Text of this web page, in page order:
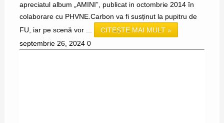
apreciatul album „AMINI”, publicat in octombrie 2014 în
colaborare cu PHVNE.Carbon va fi susținut la pupitru de
FU, iar pe scenă vor ...
CITEȘTE MAI MULT »
septembrie 26, 2024 0